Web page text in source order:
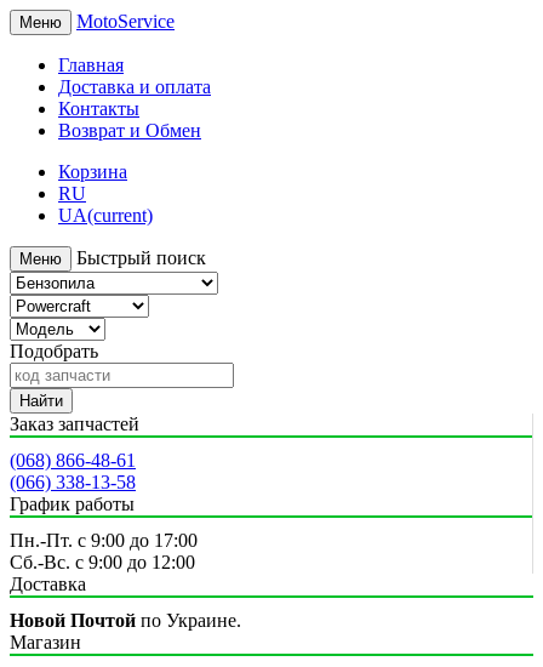
Меню MotoService
Главная
Доставка и оплата
Контакты
Возврат и Обмен
Корзина
RU
UA(current)
Меню Быстрый поиск
Подобрать
Найти
Заказ запчастей
(068) 866-48-61
(066) 338-13-58
График работы
Пн.-Пт. с 9:00 до 17:00
Сб.-Вс. с 9:00 до 12:00
Доставка
Новой Почтой по Украине.
Магазин